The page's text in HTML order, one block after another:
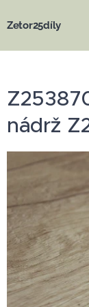
Zetor25díly
nádrž